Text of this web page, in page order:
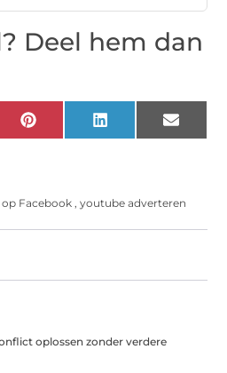
Deel hem dan
Pinterest LinkedIn Email
Facebook ,youtube adverteren
oplossen zonder verdere